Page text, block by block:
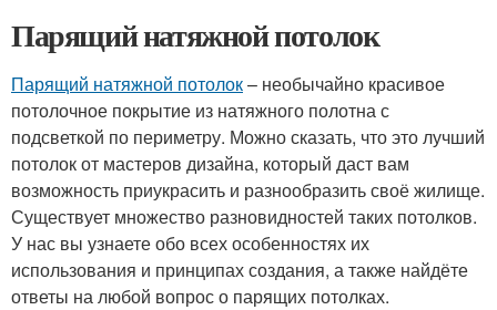
Парящий натяжной потолок
Парящий натяжной потолок– необычайно красивое
потолочное покрытие из натяжного полотна с
подсветкой по периметру. Можно сказать, что это лучший
потолок от мастеров дизайна, который даст вам
возможность приукрасить и разнообразить своё жилище.
Существует множество разновидностей таких потолков.
У нас вы узнаете обо всех особенностях их
использования и принципах создания, а также найдёте
ответы на любой вопрос о парящих потолках.